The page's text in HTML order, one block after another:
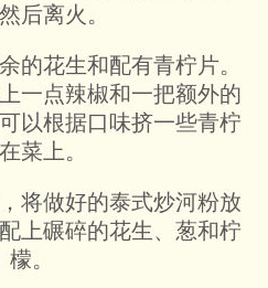
后离火。
的花生和配有青柠片。
一点辣椒和一把额外的
以根据口味挤一些青柠
菜上。
将做好的泰式炒河粉放
上碾碎的花生、葱和柠
檬。